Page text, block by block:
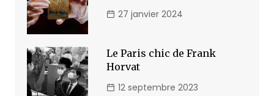
27 janvier 2024
Le Paris chic de Frank
Horvat
12 septembre 2023